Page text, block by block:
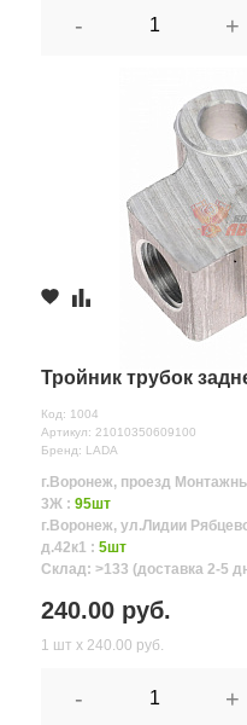
- +
Тройник трубок
Код: 1004
Артикул: 21010350609100
Бренд: LADA
г.Воронеж, проезд
3Ж : 95шт
г.Воронеж, ул.Лидии
д.42к1 : 5шт
Склад: >133 (доставка 2-5
240.00 руб.
1 шт х 240.00 руб.
- +